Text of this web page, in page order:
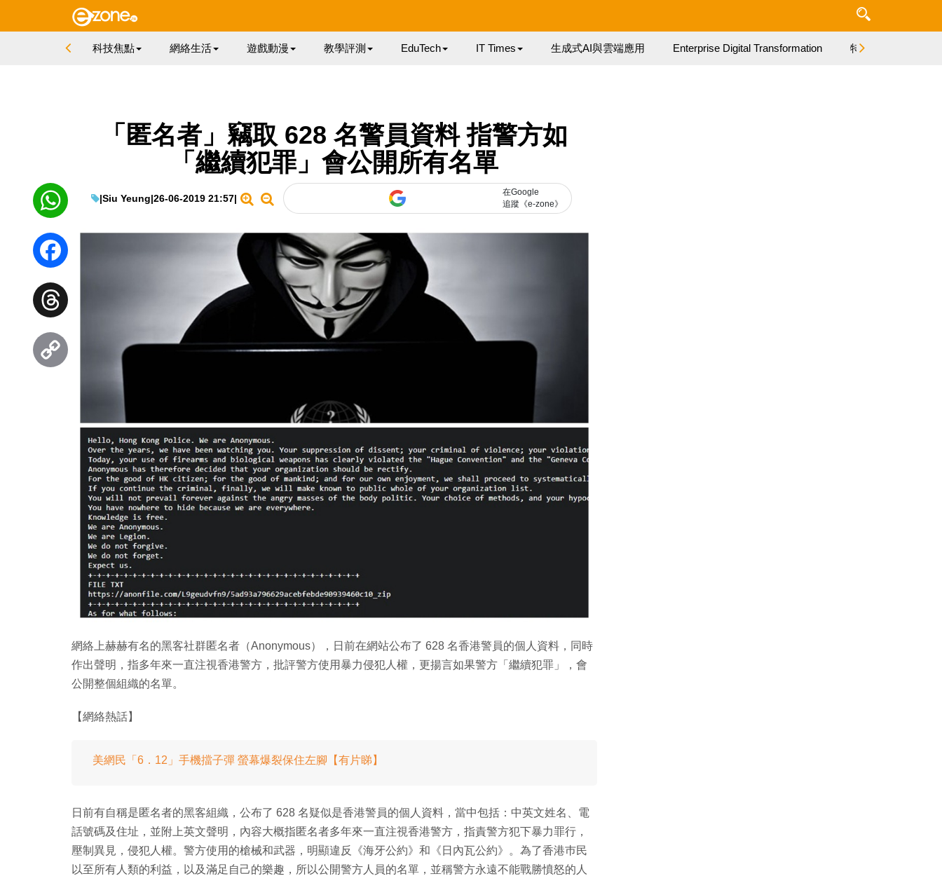
科技焦點 網絡生活 遊戲動漫 教學評測 EduTech IT Times 生成式AI與雲端應用 Enterprise Digital Transformation 特集
「匿名者」竊取 628 名警員資料 指警方如
「繼續犯罪」會公開所有名單
|Siu Yeung|26-06-2019 21:57|
在Google
追蹤《e-zone》
網絡上赫赫有名的黑客社群匿名者（Anonymous），日前在網站公布了 628 名香港警員的個人資料，同時
作出聲明，指多年來一直注視香港警方，批評警方使用暴力侵犯人權，更揚言如果警方「繼續犯罪」，會
公開整個組織的名單。
【網絡熱話】
美網民「6．12」手機擋子彈 螢幕爆裂保住左腳【有片睇】
日前有自稱是匿名者的黑客組織，公布了 628 名疑似是香港警員的個人資料，當中包括：中英文姓名、電
話號碼及住址，並附上英文聲明，內容大概指匿名者多年來一直注視香港警方，指責警方犯下暴力罪行，
壓制異見，侵犯人權。警方使用的槍械和武器，明顯違反《海牙公約》和《日內瓦公約》。為了香港巿民
以至所有人類的利益，以及滿足自己的樂趣，所以公開警方人員的名單，並稱警方永遠不能戰勝憤怒的人
WhatsApp
Facebook
Threads